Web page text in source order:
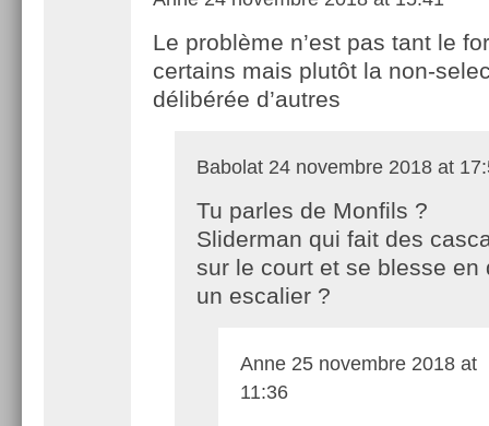
Le problème n’est pas tant le
certains mais plutôt la non-
délibérée d’autres
Babolat 24 novembre 2018 at
Tu parles de Monfils ?
Sliderman qui fait des
sur le court et se blesse en
un escalier ?
Anne 25 novembre 2018 at
11:36